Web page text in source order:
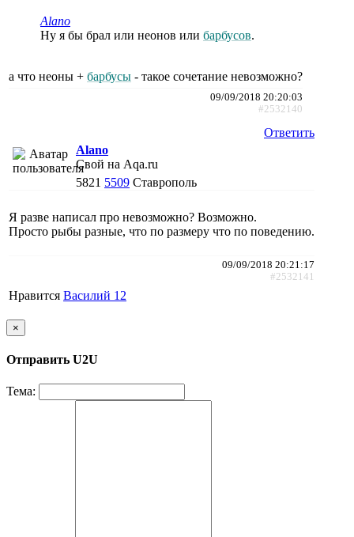
Alano
Ну я бы брал или неонов или барбусов.
а что неоны + барбусы - такое сочетание невозможно?
09/09/2018 20:20:03
#2532140
Ответить
Alano
Свой на Aqa.ru
5821 5509 Ставрополь
Я разве написал про невозможно? Возможно.
Просто рыбы разные, что по размеру что по поведению.
09/09/2018 20:21:17
#2532141
Нравится Василий 12
×
Отправить U2U
Тема: